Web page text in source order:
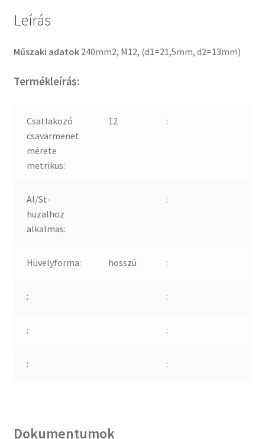
Leírás
Műszaki adatok 240mm2, M12, (d1=21,5mm, d2=13mm)
Termékleírás:
Csatlakozó
csavarmenet
mérete
metrikus:
12 :
Al/St-
huzalhoz
alkalmas:
:
Hüvelyforma: hosszú :
: :
: :
: :
Dokumentumok